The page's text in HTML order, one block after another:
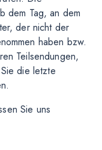
dem Tag, an dem
der nicht der
haben bzw.
Teilsendungen,
die letzte
Sie uns